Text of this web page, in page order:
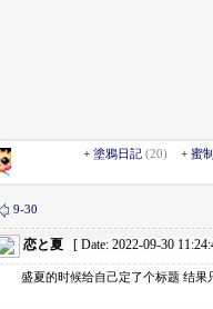
+ 塗鴉日記 (20) + 蜜
9-30
恋と夏 [ Date: 2022-09-30
盛夏的时候给自己定了个标题 结果